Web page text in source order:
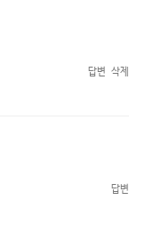
답변 삭제
답변